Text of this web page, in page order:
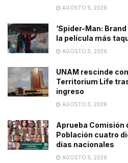
AGOSTO 5, 2026
‘Spider-Man:
la película más
AGOSTO 5, 2026
UNAM rescinde
Territorium Life
ingreso
AGOSTO 5, 2026
Aprueba Comisión
Población cuatro
días nacionales
AGOSTO 5, 2026